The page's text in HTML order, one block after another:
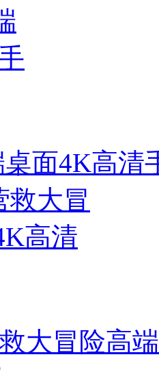
面4K高清
大冒险高